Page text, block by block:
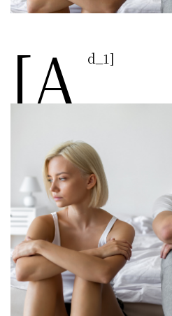
[a d_1]